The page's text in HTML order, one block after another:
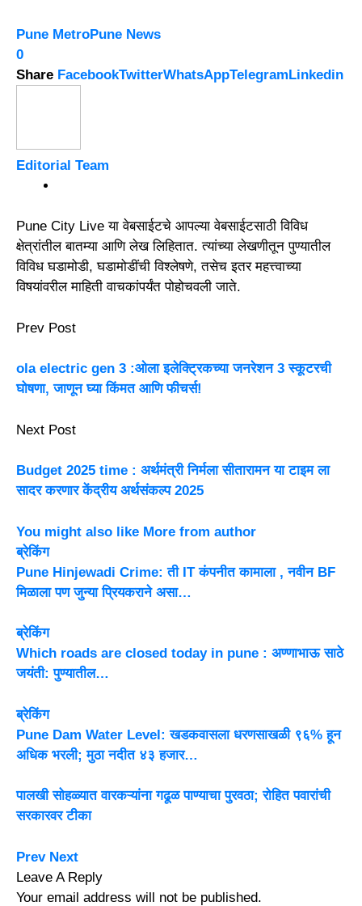
Pune MetroPune News
0
Share FacebookTwitterWhatsAppTelegramLinkedin
Editorial Team
Pune City Live या वेबसाईटचे आपल्या वेबसाईटसाठी विविध
क्षेत्रांतील बातम्या आणि लेख लिहितात. त्यांच्या लेखणीतून पुण्यातील
विविध घडामोडी, घडामोडींची विश्लेषणे, तसेच इतर महत्त्वाच्या
विषयांवरील माहिती वाचकांपर्यंत पोहोचवली जाते.
Prev Post
ola electric gen 3 :ओला इलेक्ट्रिकच्या जनरेशन 3 स्कूटरची
घोषणा, जाणून घ्या किंमत आणि फीचर्स!
Next Post
Budget 2025 time : अर्थमंत्री निर्मला सीतारामन या टाइम ला
सादर करणार केंद्रीय अर्थसंकल्प 2025
You might also like More from author
ब्रेकिंग
Pune Hinjewadi Crime: ती IT कंपनीत कामाला , नवीन BF
मिळाला पण जुन्या प्रियकराने असा…
ब्रेकिंग
Which roads are closed today in pune : अण्णाभाऊ साठे
जयंती: पुण्यातील…
ब्रेकिंग
Pune Dam Water Level: खडकवासला धरणसाखळी ९६% हून
अधिक भरली; मुठा नदीत ४३ हजार…
पालखी सोहळ्यात वारकऱ्यांना गढूळ पाण्याचा पुरवठा; रोहित पवारांची
सरकारवर टीका
Prev Next
Leave A Reply
Your email address will not be published.